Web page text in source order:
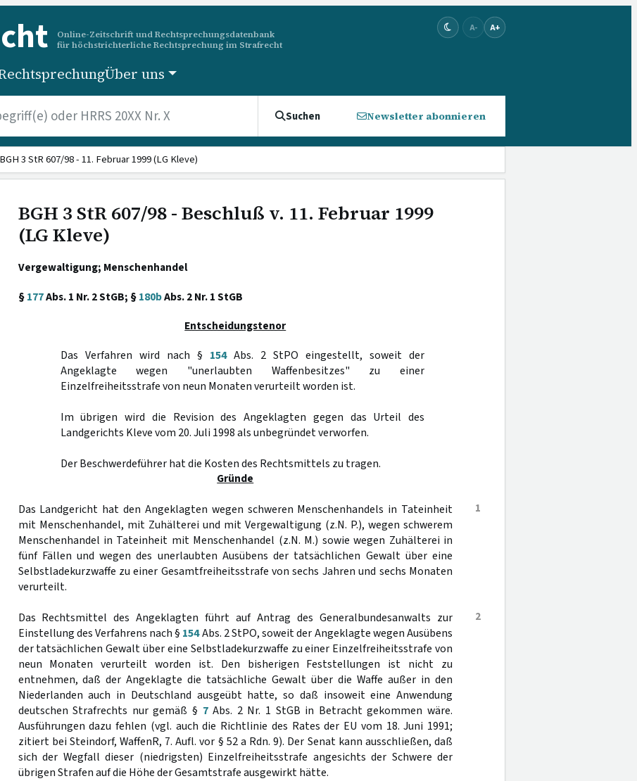
Online-Zeitschrift und Rechtsprechungsdatenbank
für höchstrichterliche Rechtsprechung im Strafrecht
A- A+
Über uns
Suchen Newsletter abonnieren
BGH 3 StR 607/98 - 11. Februar 1999 (LG Kleve)
BGH 3 StR 607/98 - Beschluß v. 11. Februar 1999
(LG Kleve)
Vergewaltigung; Menschenhandel
§177Abs. 1 Nr. 2 StGB; §180bAbs. 2 Nr. 1 StGB
Entscheidungstenor
Das Verfahren wird nach § 154Abs. 2 StPO eingestellt, soweit der
Angeklagte wegen "unerlaubten Waffenbesitzes" zu einer
Einzelfreiheitsstrafe von neun Monaten verurteilt worden ist.
Im übrigen wird die Revision des Angeklagten gegen das Urteil des
Landgerichts Kleve vom 20. Juli 1998 als unbegründet verworfen.
Der Beschwerdeführer hat die Kosten des Rechtsmittels zu tragen.
Gründe
1
Das Landgericht hat den Angeklagten wegen schweren Menschenhandels in Tateinheit
mit Menschenhandel, mit Zuhälterei und mit Vergewaltigung (z.N. P.), wegen schwerem
Menschenhandel in Tateinheit mit Menschenhandel (z.N. M.) sowie wegen Zuhälterei in
fünf Fällen und wegen des unerlaubten Ausübens der tatsächlichen Gewalt über eine
Selbstladekurzwaffe zu einer Gesamtfreiheitsstrafe von sechs Jahren und sechs Monaten
verurteilt.
2
Das Rechtsmittel des Angeklagten führt auf Antrag des Generalbundesanwalts zur
Einstellung des Verfahrens nach § 154Abs. 2 StPO, soweit der Angeklagte wegen Ausübens
der tatsächlichen Gewalt über eine Selbstladekurzwaffe zu einer Einzelfreiheitsstrafe von
neun Monaten verurteilt worden ist. Den bisherigen Feststellungen ist nicht zu
entnehmen, daß der Angeklagte die tatsächliche Gewalt über die Waffe außer in den
Niederlanden auch in Deutschland ausgeübt hatte, so daß insoweit eine Anwendung
deutschen Strafrechts nur gemäß § 7Abs. 2 Nr. 1 StGB in Betracht gekommen wäre.
Ausführungen dazu fehlen (vgl. auch die Richtlinie des Rates der EU vom 18. Juni 1991;
zitiert bei Steindorf, WaffenR, 7. Aufl. vor § 52 a Rdn. 9). Der Senat kann ausschließen, daß
sich der Wegfall dieser (niedrigsten) Einzelfreiheitsstrafe angesichts der Schwere der
übrigen Strafen auf die Höhe der Gesamtstrafe ausgewirkt hätte.